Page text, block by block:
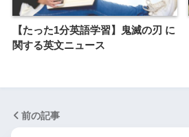
【たった1分英語学習】鬼滅の刃 に
関する英文ニュース
前の記事